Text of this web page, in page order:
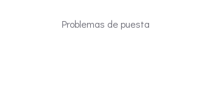
Problemas de puesta